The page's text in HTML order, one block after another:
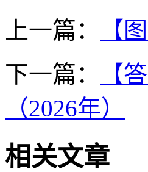
上一篇：
【
下一篇：
【
（2026年）
相关文章